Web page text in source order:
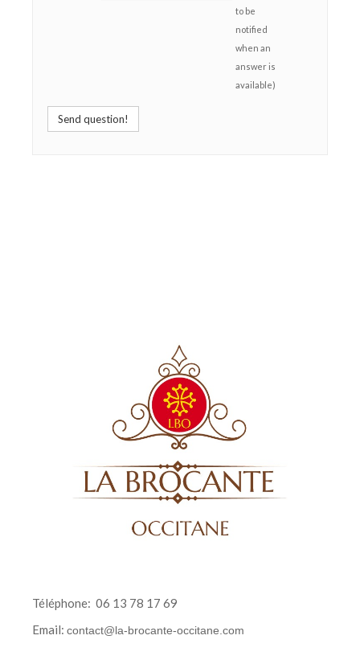
to be
notified
when an
answer is
available)
Send question!
Téléphone: 06 13 78 17 69
Email: contact@la-brocante-occitane.com